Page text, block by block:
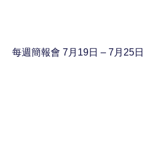
每週簡報會 7月19日 – 7月25日